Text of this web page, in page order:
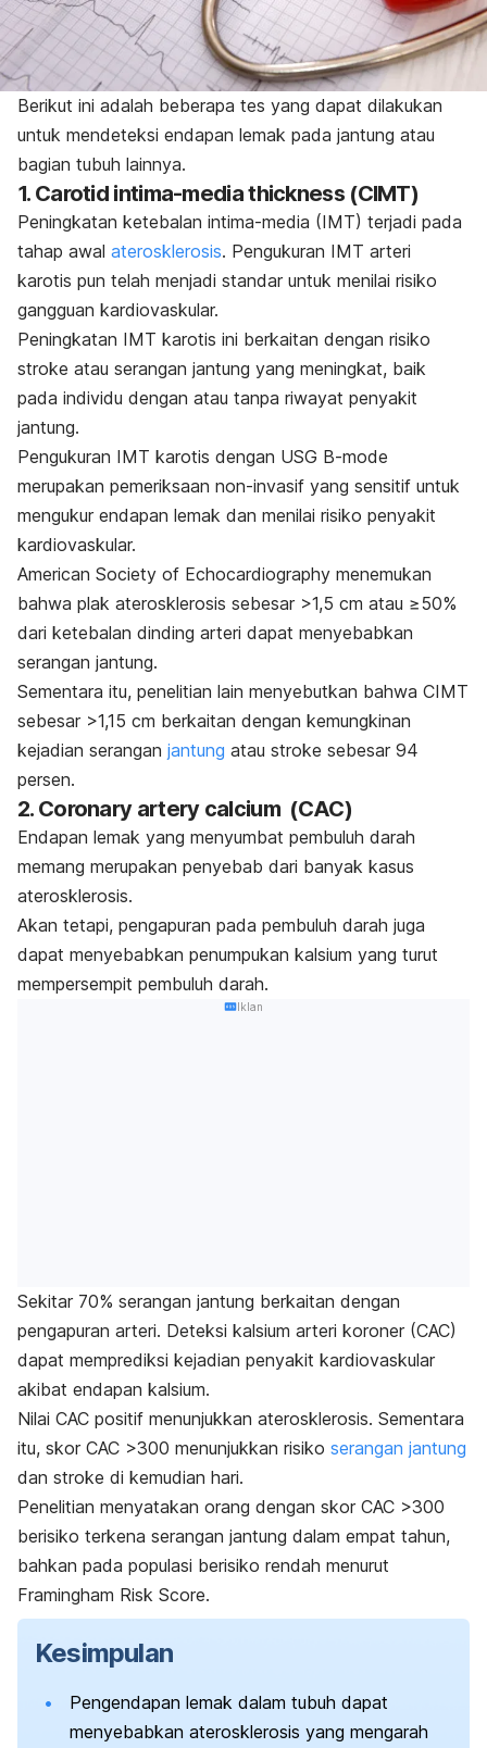
Berikut ini adalah beberapa tes yang dapat dilakukan
untuk mendeteksi endapan lemak pada jantung atau
bagian tubuh lainnya.
1. Carotid intima-media thickness (CIMT)
Peningkatan ketebalan intima-media (IMT) terjadi pada
tahap awal aterosklerosis. Pengukuran IMT arteri
karotis pun telah menjadi standar untuk menilai risiko
gangguan kardiovaskular.
Peningkatan IMT karotis ini berkaitan dengan risiko
stroke atau serangan jantung yang meningkat, baik
pada individu dengan atau tanpa riwayat penyakit
jantung.
Pengukuran IMT karotis dengan USG B-mode
merupakan pemeriksaan non-invasif yang sensitif untuk
mengukur endapan lemak dan menilai risiko penyakit
kardiovaskular.
American Society of Echocardiography menemukan
bahwa plak aterosklerosis sebesar >1,5 cm atau ≥50%
dari ketebalan dinding arteri dapat menyebabkan
serangan jantung.
Sementara itu, penelitian lain menyebutkan bahwa CIMT
sebesar >1,15 cm berkaitan dengan kemungkinan
kejadian serangan jantung atau stroke sebesar 94
persen.
2. Coronary artery calcium(CAC)
Endapan lemak yang menyumbat pembuluh darah
memang merupakan penyebab dari banyak kasus
aterosklerosis.
Akan tetapi, pengapuran pada pembuluh darah juga
dapat menyebabkan penumpukan kalsium yang turut
mempersempit pembuluh darah.
Iklan
Sekitar 70% serangan jantung berkaitan dengan
pengapuran arteri. Deteksi kalsium arteri koroner (CAC)
dapat memprediksi kejadian penyakit kardiovaskular
akibat endapan kalsium.
Nilai CAC positif menunjukkan aterosklerosis. Sementara
itu, skor CAC >300 menunjukkan risiko serangan jantung
dan stroke di kemudian hari.
Penelitian menyatakan orang dengan skor CAC >300
berisiko terkena serangan jantung dalam empat tahun,
bahkan pada populasi berisiko rendah menurut
Framingham Risk Score.
Kesimpulan
Pengendapan lemak dalam tubuh dapat
menyebabkan aterosklerosis yang mengarah